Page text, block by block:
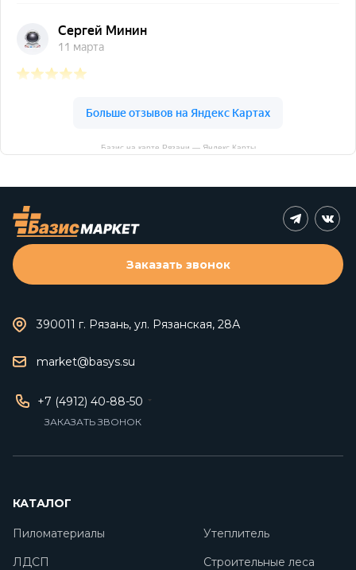
Базис на карте Рязани — Яндекс Карты
390011 г. Рязань, ул. Рязанская, 28А
market@basys.su
+7 (4912) 40-88-50
ЗАКАЗАТЬ ЗВОНОК
Заказать звонок
КАТАЛОГ
Пиломатериалы
Утеплитель
ЛДСП
Строительные леса